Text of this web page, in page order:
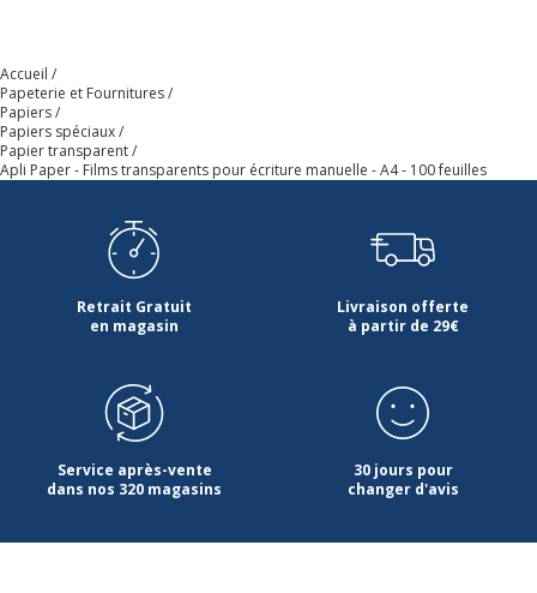
Accueil
Papeterie et Fournitures
Papiers
Papiers spéciaux
Papier transparent
Apli Paper - Films transparents pour écriture manuelle - A4 - 100 feuilles
Retrait Gratuit
en magasin
Livraison offerte
à partir de 29€
Service après-vente
dans nos 320 magasins
30 jours pour
changer d'avis